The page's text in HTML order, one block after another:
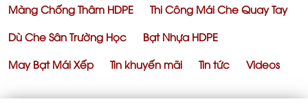
Màng Chống Thâm HDPE
Thi Công Mái Che Quay Tay
Dù Che Sân Trường Học
Bạt Nhựa HDPE
May Bạt Mái Xếp
Tin khuyến mãi Tin tức Videos